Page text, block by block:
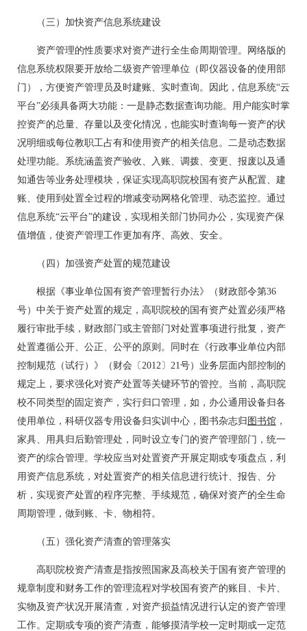
（三）加快资产信息系统建设
资产管理的性质要求对资产进行全生命周期管理。网络版的
信息系统权限要开放给二级资产管理单位（即仪器设备的使用部
门），方便资产管理员及时建账、实时查询。因此，信息系统“云
平台”必须具备两大功能：一是静态数据查询功能。用户能实时掌
控资产的总量、存量以及变化情况，也能实时查询每一资产的状
况明细或每位教职工占有和使用资产的相关信息。二是动态数据
处理功能。系统涵盖资产验收、入账、调拨、变更、报废以及通
知通告等业务处理模块，保证实现高职院校国有资产从配置、建
账、使用到处置全过程的增减变动网格化管理、动态监控。通过
信息系统“云平台”的建设，实现相关部门协同办公，实现资产保
值增值，使资产管理工作更加有序、高效、安全。
（四）加强资产处置的规范建设
根据《事业单位国有资产管理暂行办法》（财政部令第36
号）中关于资产处置的规定，高职院校的国有资产处置必须严格
履行审批手续，财政部门或主管部门对处置事项进行批复，资产
处置遵循公开、公正、公平的原则。同时在《行政事业单位内部
控制规范（试行）》（财会〔2012〕21号）业务层面内部控制的
规定上，要求强化对资产处置等关键环节的管控。当前，高职院
校不同类型的固定资产，实行归口管理，如，办公通用设备归各
使用单位，科研仪器专用设备归实训中心，图书杂志归 图书馆 ，
家具、用具归后勤管理处，同时设立专门的资产管理部门，统一
资产的综合管理。学校应当对处置资产开展定期或专项盘点，利
用资产信息系统，对处置资产的相关信息进行统计、报告、分
析，实现资产处置的程序完整、手续规范，确保对资产的全生命
周期管理，做到账、卡、物相符。
（五）强化资产清查的管理落实
高职院校资产清查是指按照国家及高校关于国有资产管理的
规章制度和财务工作的管理流程对学校国有资产的账目、卡片、
实物及资产状况开展清查，对资产损益情况进行认定的资产管理
工作。定期或专项的资产清查，能够摸清学校一定时期或一定范